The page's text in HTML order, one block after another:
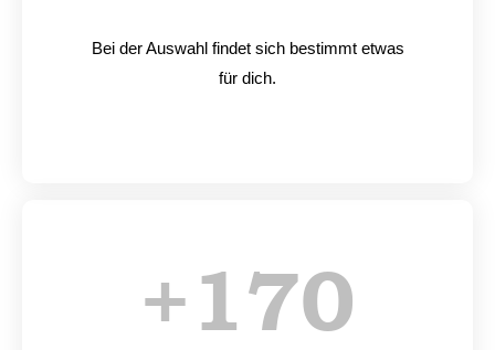
Bei der Auswahl findet sich bestimmt etwas
für dich.
+170